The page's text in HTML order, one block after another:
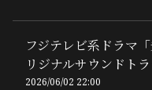
フジテレビ系ドラマ
リジナルサウンドト
2026/06/02 22:00